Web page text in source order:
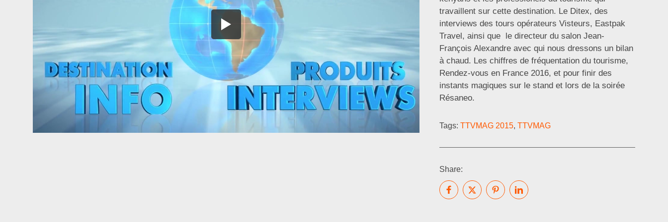
travaillent sur cette destination. Le Ditex, des
interviews des tours opérateurs Visteurs, Eastpak
Travel, ainsi que le directeur du salon Jean-
François Alexandre avec qui nous dressons un bilan
à chaud. Les chiffres de fréquentation du tourisme,
Rendez-vous en France 2016, et pour finir des
instants magiques sur le stand et lors de la soirée
Résaneo.
Tags:TTVMAG 2015,TTVMAG
Share: